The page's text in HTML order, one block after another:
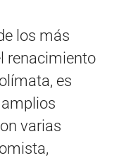
los más
renacimiento
es
varias